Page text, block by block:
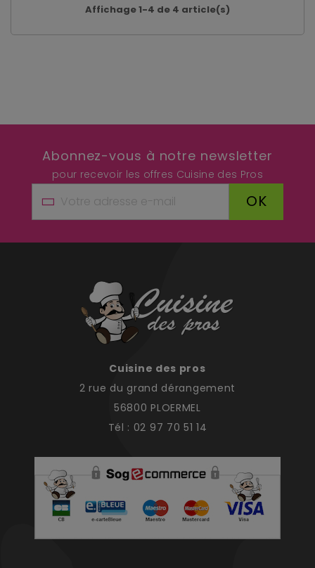
Affichage 1-4 de 4 article(s)
Abonnez-vous à notre newsletter
pour recevoir les offres Cuisine des Pros
OK
Cuisine des pros
2 rue du grand dérangement
56800 PLOERMEL
Tél : 02 97 70 51 14